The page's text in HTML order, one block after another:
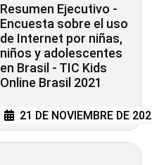
Resumen Ejecutivo -
Encuesta sobre el uso
de Internet por niñas,
niños y adolescentes
en Brasil - TIC Kids
Online Brasil 2021
21 DE NOVIEMBRE DE